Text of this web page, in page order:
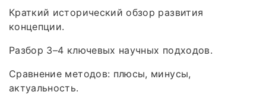
Краткий исторический обзор развития
концепции.
Разбор 3–4 ключевых научных подходов.
Сравнение методов: плюсы, минусы,
актуальность.